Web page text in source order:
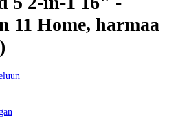
11 Home, harmaa